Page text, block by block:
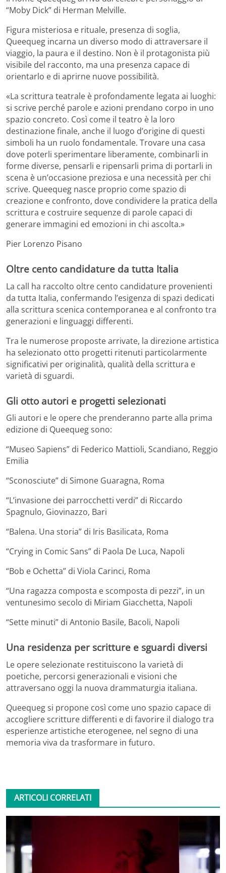
“Moby Dick” di Herman Melville.
Figura misteriosa e rituale, presenza di soglia,
Queequeg incarna un diverso modo di attraversare il
viaggio, la paura e il destino. Non è il protagonista più
visibile del racconto, ma una presenza capace di
orientarlo e di aprirne nuove possibilità.
«La scrittura teatrale è profondamente legata ai luoghi:
si scrive perché parole e azioni prendano corpo in uno
spazio concreto. Così come il teatro è la loro
destinazione finale, anche il luogo d’origine di questi
simboli ha un ruolo fondamentale. Trovare una casa
dove poterli sperimentare liberamente, combinarli in
forme diverse, pensarli e ripensarli prima di portarli in
scena è un’occasione preziosa e una necessità per chi
scrive. Queequeg nasce proprio come spazio di
creazione e confronto, dove condividere la pratica della
scrittura e costruire sequenze di parole capaci di
generare immagini ed emozioni in chi ascolta.»
Pier Lorenzo Pisano
Oltre cento candidature da tutta Italia
La call ha raccolto oltre cento candidature provenienti
da tutta Italia, confermando l’esigenza di spazi dedicati
alla scrittura scenica contemporanea e al confronto tra
generazioni e linguaggi differenti.
Tra le numerose proposte arrivate, la direzione artistica
ha selezionato otto progetti ritenuti particolarmente
significativi per originalità, qualità della scrittura e
varietà di sguardi.
Gli otto autori e progetti selezionati
Gli autori e le opere che prenderanno parte alla prima
edizione di Queequeg sono:
“Museo Sapiens” di Federico Mattioli, Scandiano, Reggio
Emilia
“Sconosciute” di Simone Guaragna, Roma
“L’invasione dei parrocchetti verdi” di Riccardo
Spagnulo, Giovinazzo, Bari
“Balena. Una storia” di Iris Basilicata, Roma
“Crying in Comic Sans” di Paola De Luca, Napoli
“Bob e Ochetta” di Viola Carinci, Roma
“Una ragazza composta e scomposta di pezzi”, in un
ventunesimo secolo di Miriam Giacchetta, Napoli
“Sette minuti” di Antonio Basile, Bacoli, Napoli
Una residenza per scritture e sguardi diversi
Le opere selezionate restituiscono la varietà di
poetiche, percorsi generazionali e visioni che
attraversano oggi la nuova drammaturgia italiana.
Queequeg si propone così come uno spazio capace di
accogliere scritture differenti e di favorire il dialogo tra
esperienze artistiche eterogenee, nel segno di una
memoria viva da trasformare in futuro.
ARTICOLI CORRELATI